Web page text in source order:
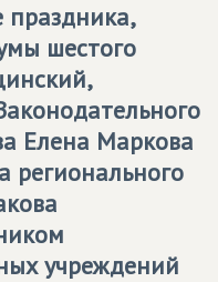
праздника,
шестого
Елена Маркова
регионального
учреждений